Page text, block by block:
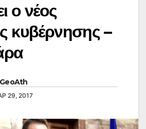
ο νέος
κυβέρνησης –
GeoAth
29, 2017